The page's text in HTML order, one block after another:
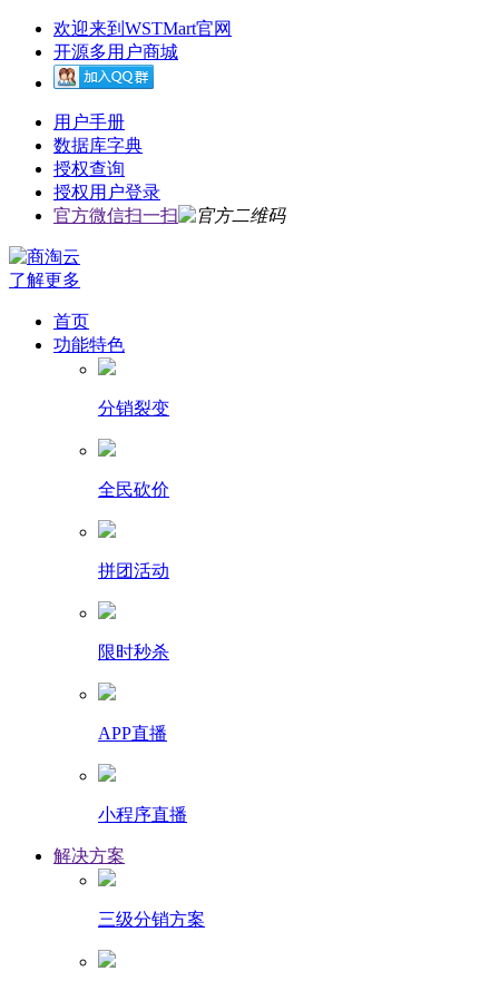
欢迎来到WSTMart官网
开源多用户商城
用户手册
数据库字典
授权查询
授权用户登录
官方微信扫一扫
了解更多
首页
功能特色
分销裂变
全民砍价
拼团活动
限时秒杀
APP直播
小程序直播
解决方案
三级分销方案